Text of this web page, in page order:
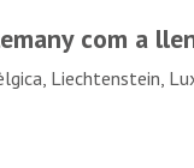
com a
Liechtenstein,